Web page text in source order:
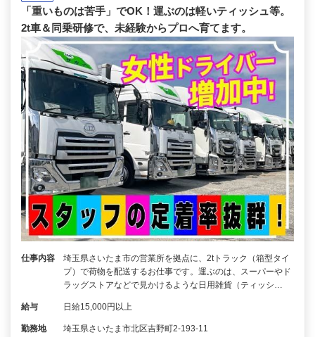
「重いものは苦手」でOK！運ぶのは軽いティッシュ等。
2t車＆同乗研修で、未経験からプロへ育てます。
仕事内容
埼玉県さいたま市の営業所を拠点に、2tトラック（箱型タイ
プ）で荷物を配送するお仕事です。運ぶのは、スーパーやド
ラッグストアなどで見かけるような日用雑貨（ティッシ…
給与 日給15,000円以上
勤務地 埼玉県さいたま市北区吉野町2-193-11